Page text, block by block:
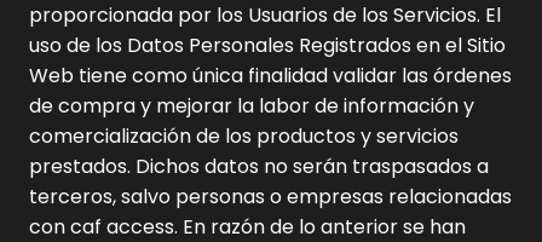
proporcionada por los Usuarios de los Servicios. El
uso de los Datos Personales Registrados en el Sitio
Web tiene como única finalidad validar las órdenes
de compra y mejorar la labor de información y
comercialización de los productos y servicios
prestados. Dichos datos no serán traspasados a
terceros, salvo personas o empresas relacionadas
con caf access. En razón de lo anterior se han